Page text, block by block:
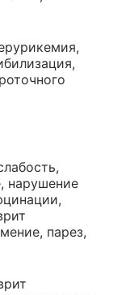
нарушение
парез,